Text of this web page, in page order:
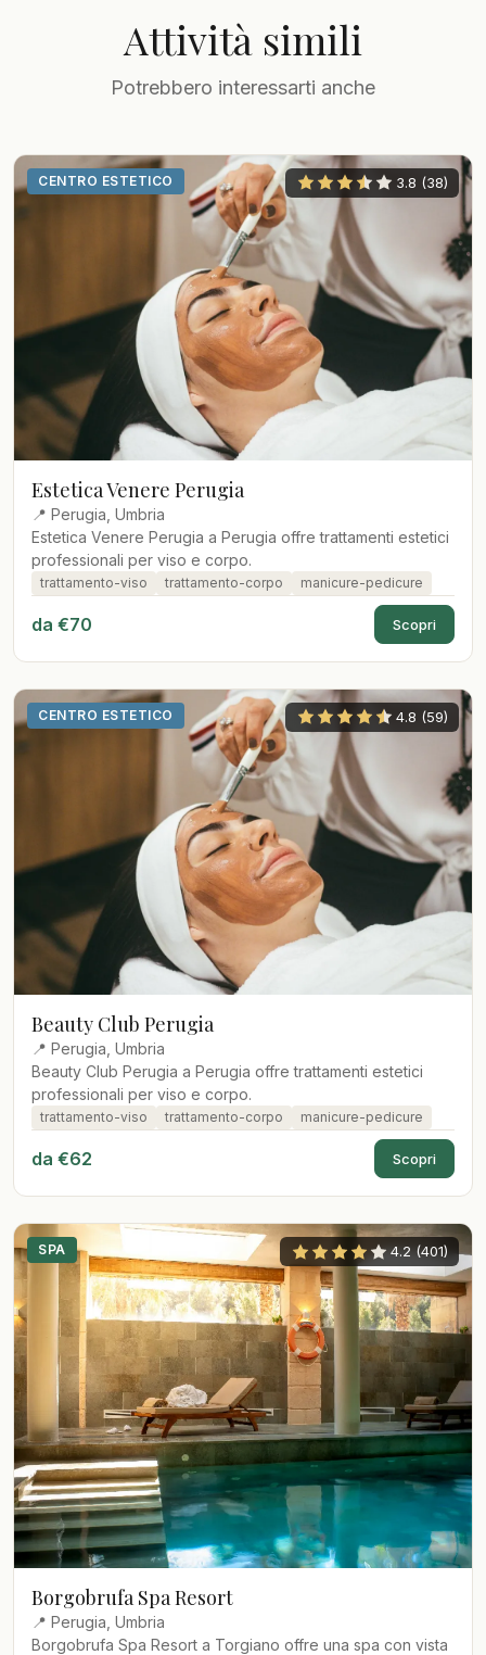
Attività simili
Potrebbero interessarti anche
CENTRO ESTETICO 3.8 (38)
Estetica Venere Perugia
📍 Perugia, Umbria
Estetica Venere Perugia a Perugia offre trattamenti estetici
professionali per viso e corpo.
trattamento-viso trattamento-corpo manicure-pedicure
da €70 Scopri
CENTRO ESTETICO 4.8 (59)
Beauty Club Perugia
📍 Perugia, Umbria
Beauty Club Perugia a Perugia offre trattamenti estetici
professionali per viso e corpo.
trattamento-viso trattamento-corpo manicure-pedicure
da €62 Scopri
SPA 4.2 (401)
Borgobrufa Spa Resort
📍 Perugia, Umbria
Borgobrufa Spa Resort a Torgiano offre una spa con vista